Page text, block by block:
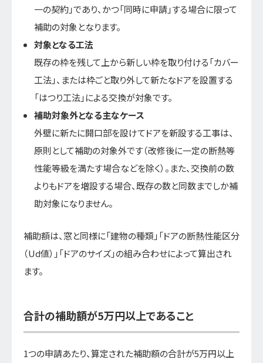
一の契約」であり、かつ「同時に申請」する場合に限って
補助の対象となります。
対象となる工法
既存の枠を残して上から新しい枠を取り付ける「カバー
工法」、または枠ごと取り外して新たなドアを設置する
「はつり工法」による交換が対象です。
補助対象外となる主なケース
外壁に新たに開口部を設けてドアを新設する工事は、
原則として補助の対象外です（改修後に一定の断熱等
性能等級を満たす場合などを除く）。また、交換前の数
よりもドアを増設する場合、既存の数と同数までしか補
助対象になりません。
補助額は、窓と同様に「建物の種類」「ドアの断熱性能区分
（Ud値）」「ドアのサイズ」の組み合わせによって算出され
ます。
合計の補助額が5万円以上であること
1つの申請あたり、算定された補助額の合計が5万円以上